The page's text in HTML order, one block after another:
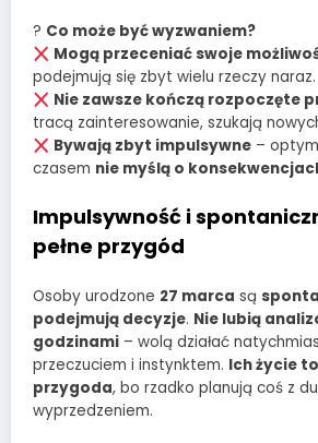
? Co może być wyzwaniem?
Mogą przeceniać swoje
podejmują się zbyt wielu rzeczy naraz.
Nie zawsze kończą rozpoczęte
tracą zainteresowanie, szukają
Bywają zbyt impulsywne –
czasem nie myślą o
Impulsywność i
pełne przygód
Osoby urodzone 27 marca są
podejmują decyzje. Nie lubią
godzinami – wolą działać
przeczuciem i instynktem. Ich życie
przygoda, bo rzadko planują coś z
wyprzedzeniem.